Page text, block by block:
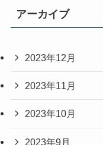
アーカイブ
2023年12月
2023年11月
2023年10月
2023年9月